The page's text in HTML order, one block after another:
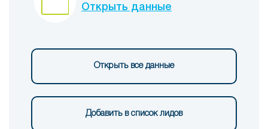
Открыть данные
Открыть все данные
Добавить в список лидов